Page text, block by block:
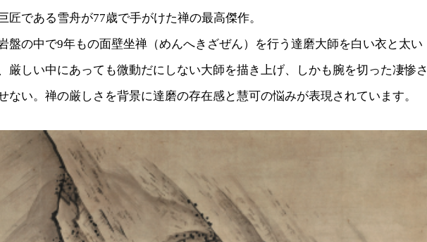
匠である雪舟が77歳で手がけた禅の最高傑作。
盤の中で9年もの面壁坐禅（めんへきざぜん）を行う達磨大師を白い衣と太い
厳しい中にあっても微動だにしない大師を描き上げ、しかも腕を切った凄惨さ
ない。禅の厳しさを背景に達磨の存在感と慧可の悩みが表現されています。